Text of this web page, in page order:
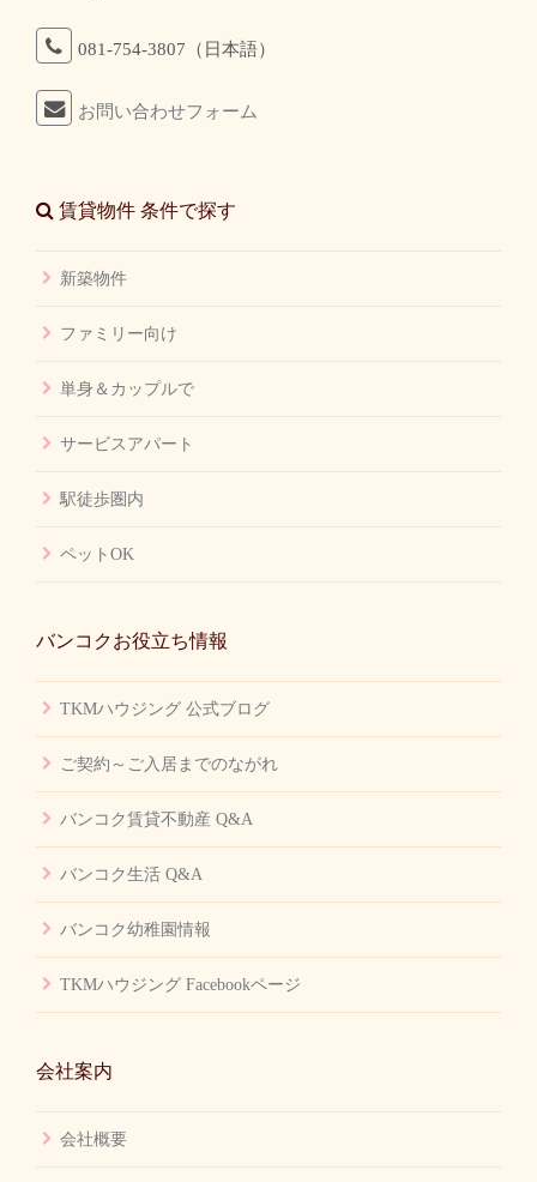
081-754-3807（日本語）
お問い合わせフォーム
賃貸物件 条件で探す
新築物件
ファミリー向け
単身＆カップルで
サービスアパート
駅徒歩圏内
ペットOK
バンコクお役立ち情報
TKMハウジング 公式ブログ
ご契約～ご入居までのながれ
バンコク賃貸不動産 Q&A
バンコク生活 Q&A
バンコク幼稚園情報
TKMハウジング Facebookページ
会社案内
会社概要